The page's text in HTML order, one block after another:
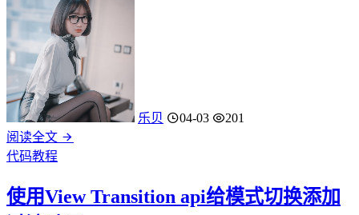
乐贝 04-03
201
阅读全文
代码教程
使用View Transition api给模式切换添加